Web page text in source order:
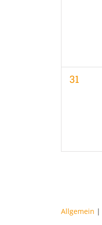
0
31
Allgemein |